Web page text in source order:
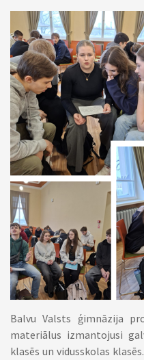
Balvu Valsts ģimnāzija
materiālus izmantojusi
klasēs un vidusskolas